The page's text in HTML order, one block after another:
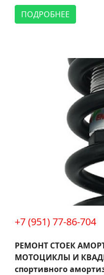
ПОДРОБНЕЕ
+7 (951) 77-86-704
РЕМОНТ СТОЕК
МОТОЦИКЛЫ И
спортивного